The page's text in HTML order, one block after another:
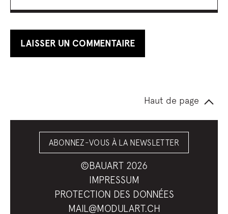
Haut de page
ABONNEZ-VOUS À LA NEWSLETTER
©BAUART 2026
IMPRESSUM
PROTECTION DES DONNÉES
MAIL@MODULART.CH